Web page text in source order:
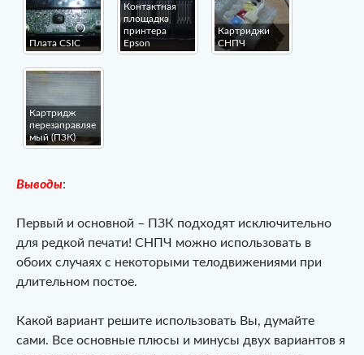
Плата CSIC
Контактная
площадка
принтера
Epson
Картриджи
СНПЧ
Картридж
перезаправляе
мый (ПЗК)
Выводы:
Первый и основной – ПЗК подходят исключительно
для редкой печати! СНПЧ можно использовать в
обоих случаях с некоторыми телодвижениями при
длительном постое.
Какой вариант решите использовать Вы, думайте
сами. Все основные плюсы и минусы двух вариантов я